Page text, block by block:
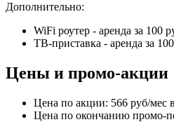
Дополнительно:
WiFi роутер - аренда за 100
ТВ-приставка - аренда за
Цены и промо-акции
Цена по акции: 566 руб/мес
Цена по окончанию промо-